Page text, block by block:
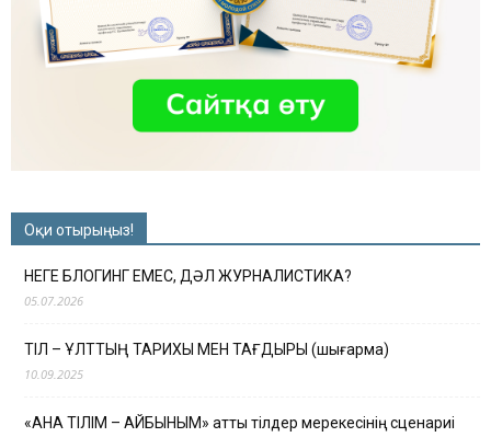
Оқи отырыңыз!
НЕГЕ БЛОГИНГ ЕМЕС, ДӘЛ ЖУРНАЛИСТИКА?
05.07.2026
ТІЛ – ҰЛТТЫҢ ТАРИХЫ МЕН ТАҒДЫРЫ (шығарма)
10.09.2025
«АНА ТІЛІМ – АЙБЫНЫМ» атты тілдер мерекесінің сценариі